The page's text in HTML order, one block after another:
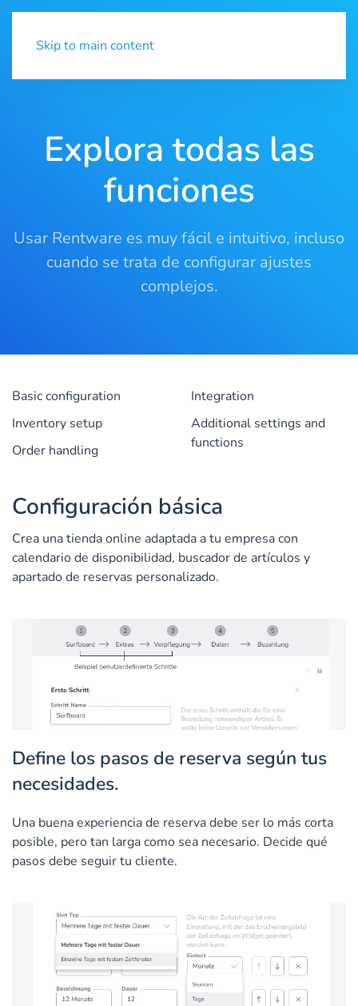
Skip to main content
Explora todas las
funciones
Usar Rentware es muy fácil e intuitivo, incluso
cuando se trata de configurar ajustes
complejos.
Basic configuration
Inventory setup
Order handling
Integration
Additional settings and
functions
Configuración básica
Crea una tienda online adaptada a tu empresa con
calendario de disponibilidad, buscador de artículos y
apartado de reservas personalizado.
Define los pasos de reserva según tus
necesidades.
Una buena experiencia de reserva debe ser lo más corta
posible, pero tan larga como sea necesario. Decide qué
pasos debe seguir tu cliente.